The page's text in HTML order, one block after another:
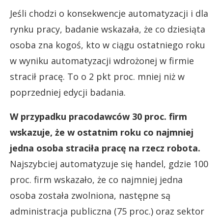
Jeśli chodzi o konsekwencje automatyzacji i dla
rynku pracy, badanie wskazała, że co dziesiąta
osoba zna kogoś, kto w ciągu ostatniego roku
w wyniku automatyzacji wdrożonej w firmie
stracił pracę. To o 2 pkt proc. mniej niż w
poprzedniej edycji badania.
W przypadku pracodawców 30 proc. firm
wskazuje, że w ostatnim roku co najmniej
jedna osoba straciła pracę na rzecz robota.
Najszybciej automatyzuje się handel, gdzie 100
proc. firm wskazało, że co najmniej jedna
osoba została zwolniona, następne są
administracja publiczna (75 proc.) oraz sektor